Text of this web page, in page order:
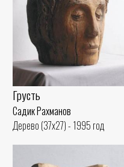
Грусть
Садик Рахманов
Дерево (37x27) - 1995 год